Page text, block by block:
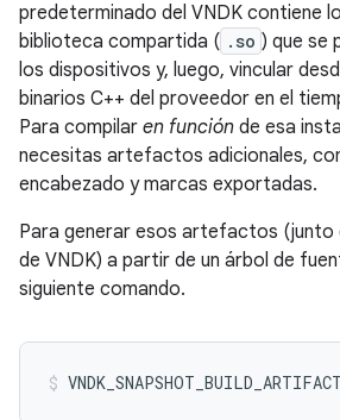
predeterminado del VNDK contiene
biblioteca compartida ( .so ) que se
los dispositivos y, luego, vincular
binarios C++ del proveedor en el
Para compilar en función de esa
necesitas artefactos adicionales,
encabezado y marcas exportadas.
Para generar esos artefactos (junto
de VNDK) a partir de un árbol de
siguiente comando.